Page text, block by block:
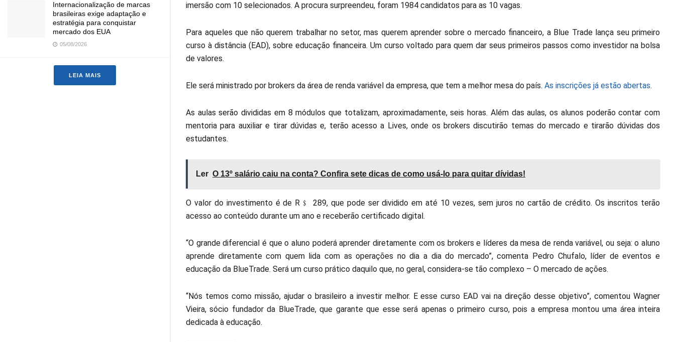
Internacionalização de marcas
brasileiras exige adaptação e
estratégia para conquistar
mercado dos EUA
05/08/2026
LEIA MAIS
imersão com 10 selecionados. A procura surpreendeu, foram 1984 candidatos para as 10 vagas.
Para aqueles que não querem trabalhar no setor, mas querem aprender sobre o mercado financeiro, a Blue Trade lança seu primeiro
curso à distância (EAD), sobre educação financeira. Um curso voltado para quem dar seus primeiros passos como investidor na bolsa
de valores.
Ele será ministrado por brokers da área de renda variável da empresa, que tem a melhor mesa do país. As inscrições já estão abertas.
As aulas serão divididas em 8 módulos que totalizam, aproximadamente, seis horas. Além das aulas, os alunos poderão contar com
mentoria para auxiliar e tirar dúvidas e, terão acesso a Lives, onde os brokers discutirão temas do mercado e tirarão dúvidas dos
estudantes.
Ler O 13º salário caiu na conta? Confira sete dicas de como usá-lo para quitar dívidas!
O valor do investimento é de R﹩ 289, que pode ser dividido em até 10 vezes, sem juros no cartão de crédito. Os inscritos terão
acesso ao conteúdo durante um ano e receberão certificado digital.
“O grande diferencial é que o aluno poderá aprender diretamente com os brokers e líderes da mesa de renda variável, ou seja: o aluno
aprende diretamente com quem lida com as operações no dia a dia do mercado”, comenta Pedro Chufalo, líder de eventos e
educação da BlueTrade. Será um curso prático daquilo que, no geral, considera-se tão complexo – O mercado de ações.
“Nós temos como missão, ajudar o brasileiro a investir melhor. E esse curso EAD vai na direção desse objetivo”, comentou Wagner
Vieira, sócio fundador da BlueTrade, que garante que esse será apenas o primeiro curso, pois a empresa montou uma área inteira
dedicada à educação.